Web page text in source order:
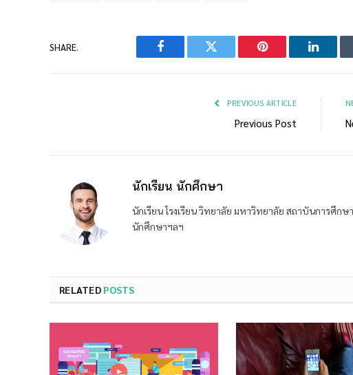
SHARE.
Facebook Twitter Pinterest
PREVIOUS ARTICLE
Previous Post
นักเรียน นักศึกษา
นักเรียน โรงเรียน วิทยาลัย มหาวิทยาลัย สถาบันการศึก
นักศึกษาฯลฯ
RELATED POSTS